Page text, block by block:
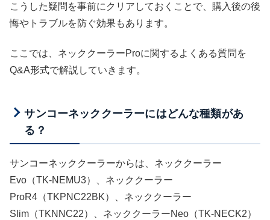
こうした疑問を事前にクリアしておくことで、購入後の後
悔やトラブルを防ぐ効果もあります。
ここでは、ネッククーラーProに関するよくある質問を
Q&A形式で解説していきます。
サンコーネッククーラーにはどんな種類があ
る？
サンコーネッククーラーからは、ネッククーラー
Evo（TK-NEMU3）、ネッククーラー
ProR4（TKPNC22BK）、ネッククーラー
Slim（TKNNC22）、ネッククーラーNeo（TK-NECK2）